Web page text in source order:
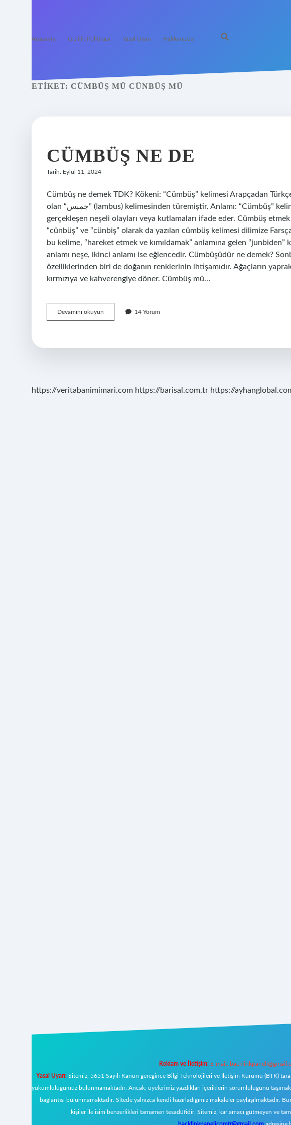
Anasayfa Gizlilik Politikası Yasal Uyarı Hakkımızda
ETIKET: CÜMBÜŞ MÜ CÜNBÜŞ MÜ
CÜMBÜŞ NE DE
Tarih: Eylül 11, 2024
Cümbüş ne demek TDK? Kökeni: “Cümbüş” kelimesi Arapçadan
olan “جمبس” (Iambus) kelimesinden türemiştir. Anlamı: “Cümbüş” kelimesi coşkulu ve eğlenceli bir atmosferde
gerçekleşen neşeli olayları veya kutlamaları ifade eder. Cümbüş
“cünbüş” ve “cünbiş” olarak da yazılan cümbüş kelimesi dilimize
bu kelime, “hareket etmek ve kımıldamak” anlamına gelen
anlamı neşe, ikinci anlamı ise eğlencedir. Cümbüşüdür ne demek?
özelliklerinden biri de doğanın renklerinin ihtişamıdır. Ağaçların
kırmızıya ve kahverengiye döner. Cümbüş mü…
Devamını okuyun
Ne
14 Yorum
https://veritabanimimari.com https://barisal.com.tr https://
Reklam ve İletişim: E-mail:
Yasal Uyarı:Sitemiz, 5651 Sayılı Kanun gereğince Bilgi Teknolojileri ve İletişim Kurumu (BTK)
yükümlülüğümüz bulunmamaktadır. Ancak, üyelerimiz yazdıkları içeriklerin sorumluluğunu
bağlantısı bulunmamaktadır. Sitede yalnızca kendi hazırladığımız makaleler
kişiler ile isim benzerlikleri tamamen tesadüfidir. Sitemiz, kar amacı gütmeyen ve